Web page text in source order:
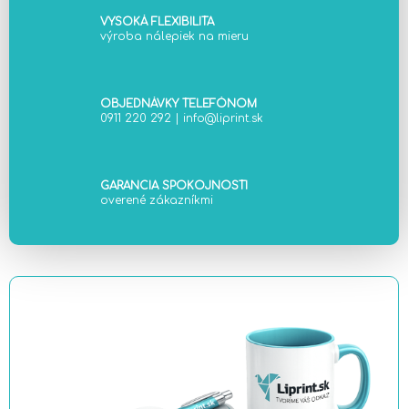
v
k
ý
p
VYSOKÁ FLEXIBILITA
výroba nálepiek na mieru
OBJEDNÁVKY TELEFÓNOM
0911 220 292 | info@liprint.sk
GARANCIA SPOKOJNOSTI
overené zákazníkmi